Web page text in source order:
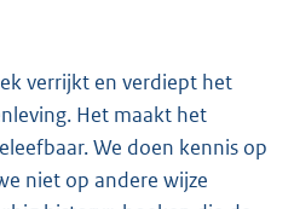
verrijkt en verdiept het
Het maakt het
We doen kennis op
niet op andere wijze